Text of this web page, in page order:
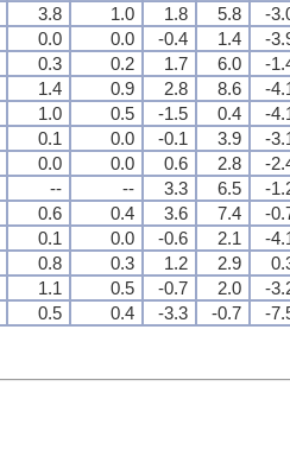
3.8 1.0 1.8 5.8
-
0.0 0.0 -0.4 1.4
-
0.3 0.2 1.7 6.0
-
1.4 0.9 2.8 8.6
-
1.0 0.5 -1.5 0.4
-
0.1 0.0 -0.1 3.9
-
0.0 0.0 0.6 2.8
-
-- -- 3.3 6.5
-
0.6 0.4 3.6 7.4
-
0.1 0.0 -0.6 2.1
-
0.8 0.3 1.2 2.9
1.1 0.5 -0.7 2.0
-
0.5 0.4 -3.3 -0.7 -